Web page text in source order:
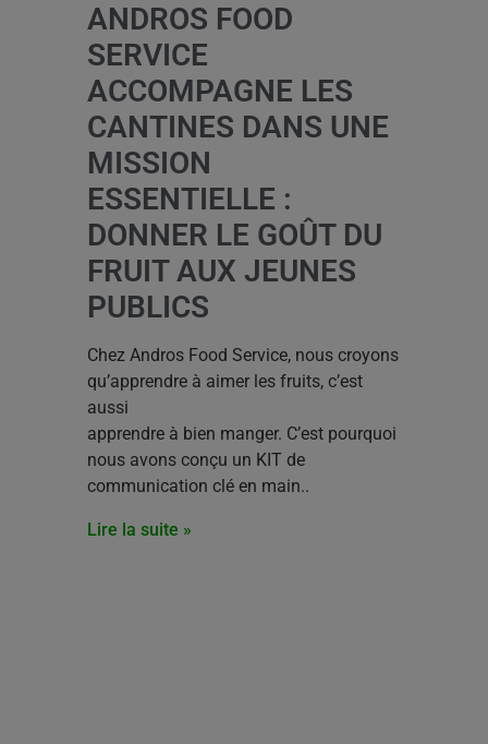
ANDROS FOOD
SERVICE
ACCOMPAGNE LES
CANTINES DANS UNE
MISSION
ESSENTIELLE :
DONNER LE GOÛT DU
FRUIT AUX JEUNES
PUBLICS
Chez Andros Food Service, nous croyons
qu’apprendre à aimer les fruits, c’est
aussi
apprendre à bien manger. C’est pourquoi
nous avons conçu un KIT de
communication clé en main..
Lire la suite »